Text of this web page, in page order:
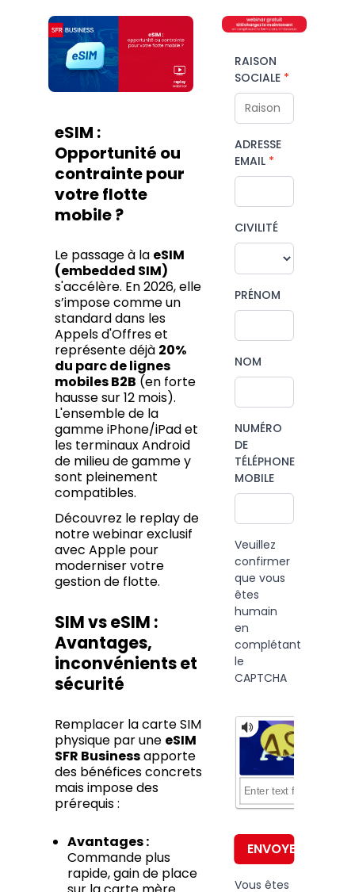
eSIM :
Opportunité ou
contrainte pour
votre flotte
mobile ?
Le passage à la eSIM
(embedded SIM)
s'accélère. En 2026, elle
s’impose comme un
standard dans les
Appels d'Offres et
représente déjà 20%
du parc de lignes
mobiles B2B (en forte
hausse sur 12 mois).
L'ensemble de la
gamme iPhone/iPad et
les terminaux Android
de milieu de gamme y
sont pleinement
compatibles.
Découvrez le replay de
notre webinar exclusif
avec Apple pour
moderniser votre
gestion de flotte.
SIM vs eSIM :
Avantages,
inconvénients et
sécurité
Remplacer la carte SIM
physique par une eSIM
SFR Businessapporte
des bénéfices concrets
mais impose des
prérequis :
Avantages :
Commande plus
rapide, gain de place
RAISON
SOCIALE
ADRESSE
EMAIL
CIVILITÉ
PRÉNOM
NOM
NUMÉRO
DE
TÉLÉPHONE
MOBILE
Veuillez
confirmer
que vous
êtes
humain
en
complétant
le
CAPTCHA
ENVOYER
Vous êtes